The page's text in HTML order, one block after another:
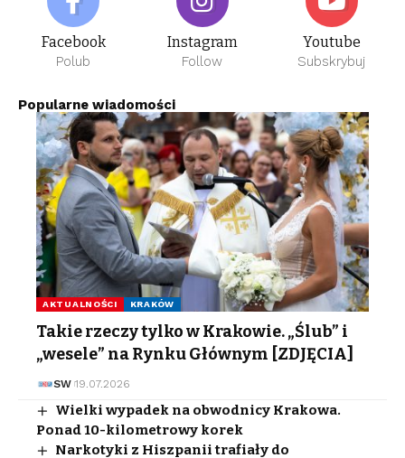
Facebook
Polub
Instagram
Follow
Youtube
Subskrybuj
Popularne wiadomości
AKTUALNOŚCI KRAKÓW
Takie rzeczy tylko w Krakowie. „Ślub” i
„wesele” na Rynku Głównym [ZDJĘCIA]
SW 19.07.2026
Wielki wypadek na obwodnicy Krakowa.
Ponad 10-kilometrowy korek
Narkotyki z Hiszpanii trafiały do